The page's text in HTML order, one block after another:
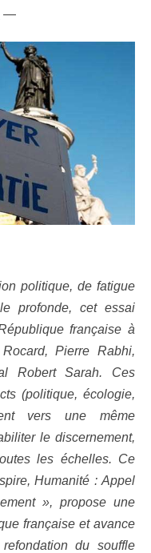
—
politique, de fatigue
profonde, cet essai
française à
Pierre Rabhi,
Robert Sarah. Ces
(politique, écologie,
vers une même
le discernement,
les échelles. Ce
Humanité : Appel
», propose une
française et avance
du souffle